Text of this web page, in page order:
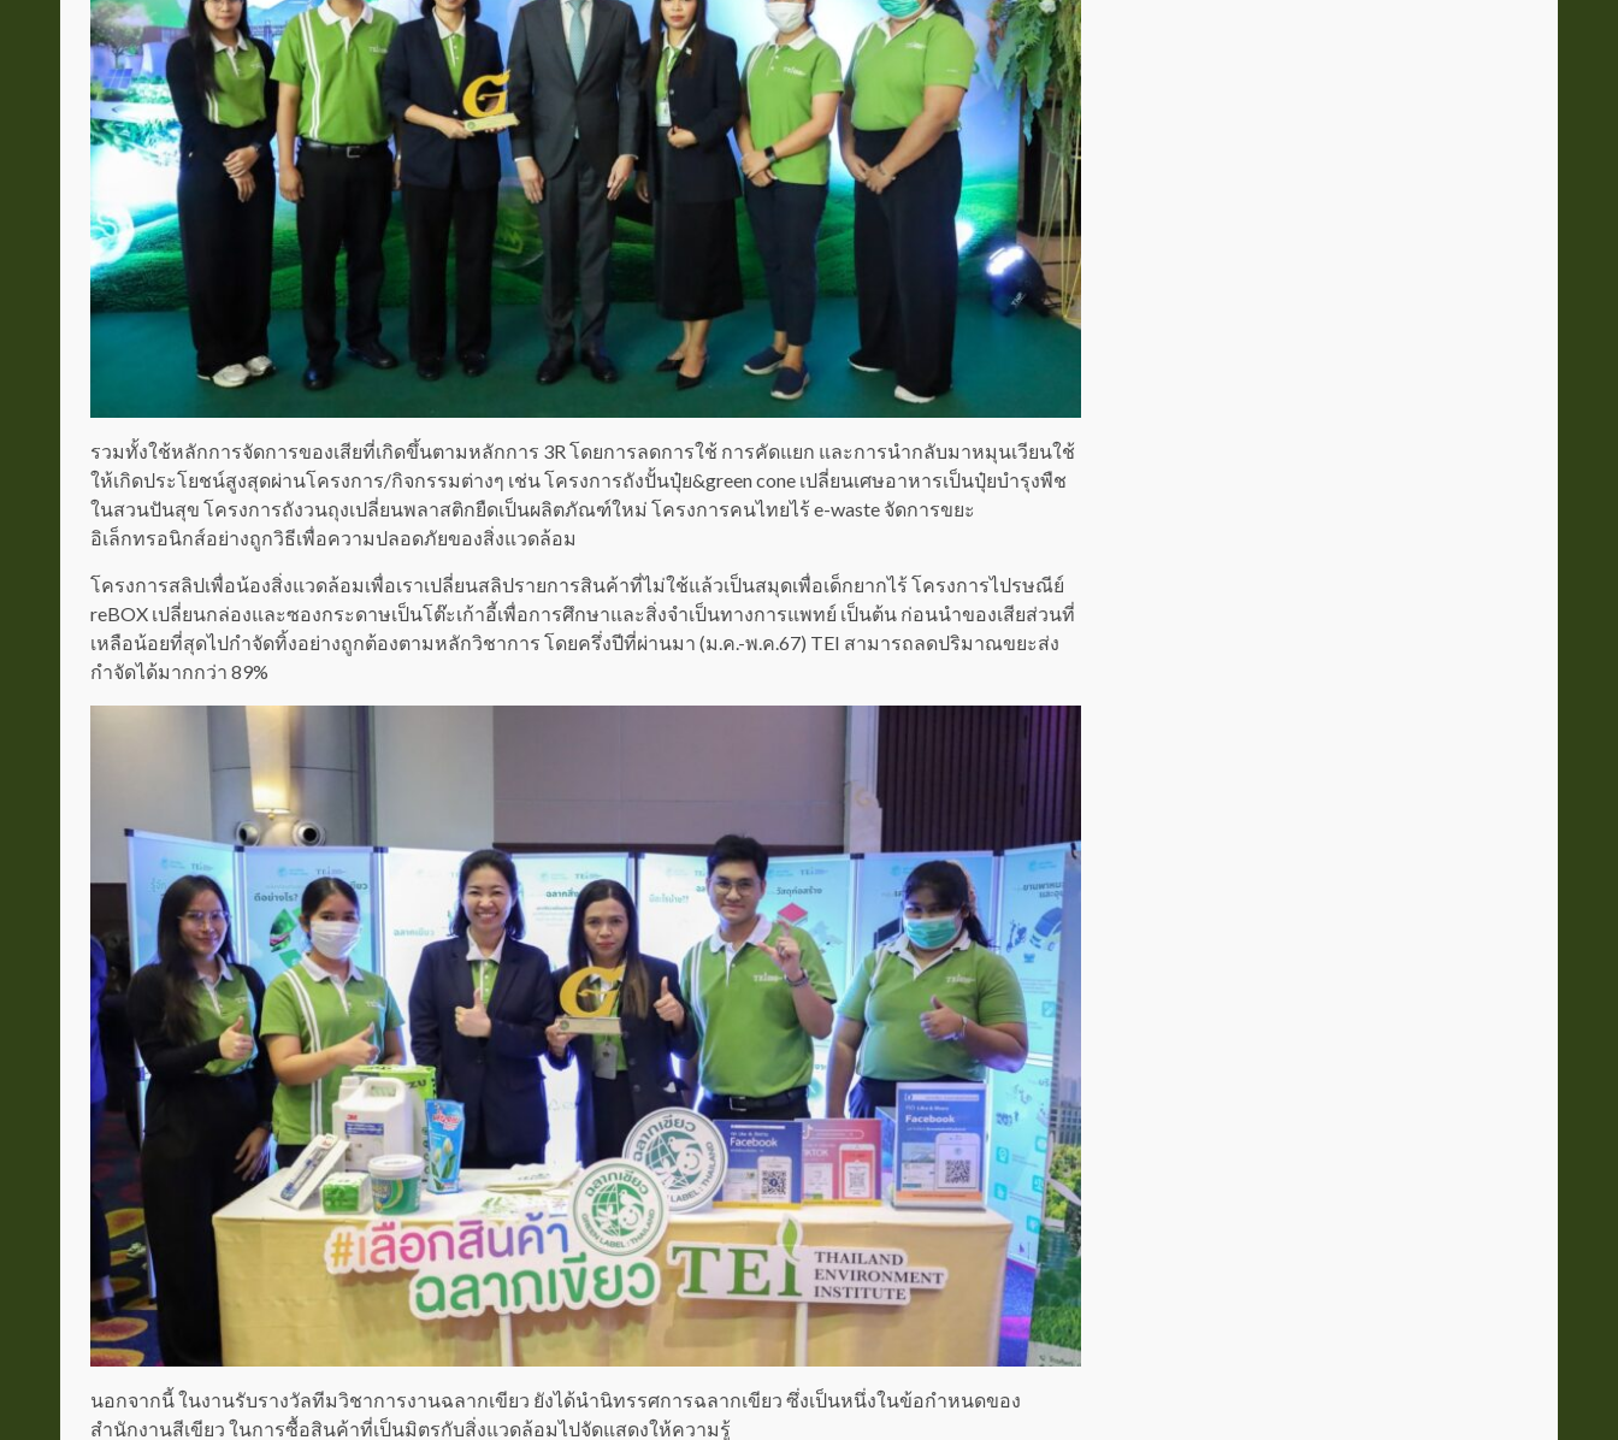
รวมทั้งใช้หลักการจัดการของเสียที่เกิดขึ้นตามหลักการ 3R โดยการลดการใช้ การคัดแยก และการนำกลับมาหมุนเวียนใช้
ให้เกิดประโยชน์สูงสุดผ่านโครงการ/กิจกรรมต่างๆ เช่น โครงการถังปั้นปุ๋ย&green cone เปลี่ยนเศษอาหารเป็นปุ๋ยบำรุงพืช
ในสวนปันสุข โครงการถังวนถุงเปลี่ยนพลาสติกยืดเป็นผลิตภัณฑ์ใหม่ โครงการคนไทยไร้ e-waste จัดการขยะ
อิเล็กทรอนิกส์อย่างถูกวิธีเพื่อความปลอดภัยของสิ่งแวดล้อม
โครงการสลิปเพื่อน้องสิ่งแวดล้อมเพื่อเราเปลี่ยนสลิปรายการสินค้าที่ไม่ใช้แล้วเป็นสมุดเพื่อเด็กยากไร้ โครงการไปรษณีย์
reBOX เปลี่ยนกล่องและซองกระดาษเป็นโต๊ะเก้าอี้เพื่อการศึกษาและสิ่งจำเป็นทางการแพทย์ เป็นต้น ก่อนนำของเสียส่วนที่
เหลือน้อยที่สุดไปกำจัดทิ้งอย่างถูกต้องตามหลักวิชาการ โดยครึ่งปีที่ผ่านมา (ม.ค.-พ.ค.67) TEI สามารถลดปริมาณขยะส่ง
กำจัดได้มากกว่า 89%
นอกจากนี้ ในงานรับรางวัลทีมวิชาการงานฉลากเขียว ยังได้นำนิทรรศการฉลากเขียว ซึ่งเป็นหนึ่งในข้อกำหนดของ
สำนักงานสีเขียว ในการซื้อสินค้าที่เป็นมิตรกับสิ่งแวดล้อมไปจัดแสดงให้ความรู้